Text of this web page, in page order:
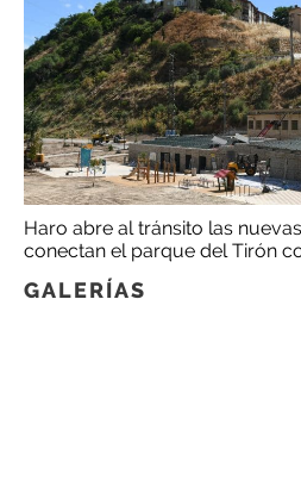
Haro abre al tránsito las
conectan el parque del Tirón
GALERÍAS